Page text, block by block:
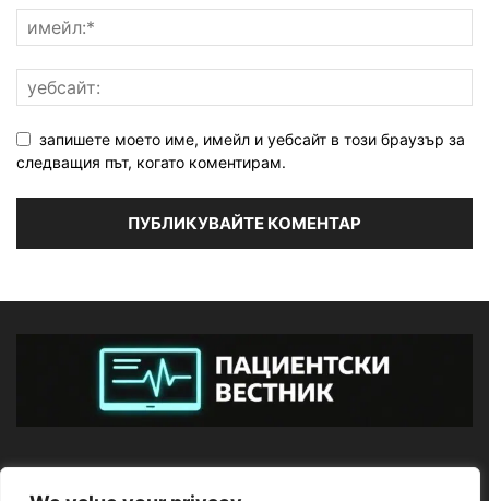
запишете моето име, имейл и уебсайт в този браузър за
следващия път, когато коментирам.